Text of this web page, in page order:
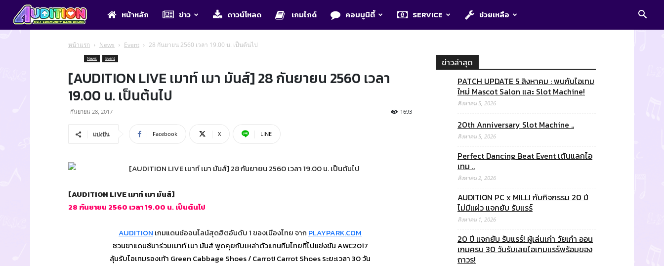
Auditionหน้าหลัก ข่าว ดาวน์โหลด เกมไกด์ คอมมูนิตี้ SERVICE ช่วยเหลือ
หน้าแรก News Event 28 กันยายน 2560 เวลา 19.00 น. เป็นต้นไป
News Event
[AUDITION LIVE เมาท์ เมา มันส์] 28 กันยายน 2560 เวลา
19.00 น. เป็นต้นไป
กันยายน 28, 2017 1693
แบ่งปัน Facebook X LINE
[AUDITION LIVE เมาท์ เมา มันส์]
28 กันยายน 2560 เวลา 19.00 น. เป็นต้นไป
AUDITION เกมแดนซ์ออนไลน์สุดฮิตอันดับ 1 ของเมืองไทย จาก PLAYPARK.COM
ชวนขาแดนซ์มาร่วมเมาท์ เมา มันส์ พูดคุยกับเหล่าตัวแทนทีมไทยที่ไปแข่งขัน AWC2017
ลุ้นรับไอเทมรองเท้า Green Cabbage Shoes / Carrot! Carrot Shoes ระยะเวลา 30 วัน
ข่าวล่าสุด
PATCH UPDATE 5 สิงหาคม : พบกับไอเทม
ใหม่ Mascot Salon และ Slot Machine!
สิงหาคม 5, 2026
20th Anniversary Slot Machine ..
สิงหาคม 5, 2026
Perfect Dancing Beat Event เต้นแลกไอ
เทม ..
สิงหาคม 2, 2026
AUDITION PC x MILLI กับกิจกรรม 20 ปี
ไม่มีแผ่ว แจกยับ รับแรร์
สิงหาคม 1, 2026
20 ปี แจกยับ รับแรร์! ผู้เล่นเก่า วัยเก๋า ออน
เกมครบ 30 วันรับเลยไอเทมแรร์พร้อมของ
ถาวร!